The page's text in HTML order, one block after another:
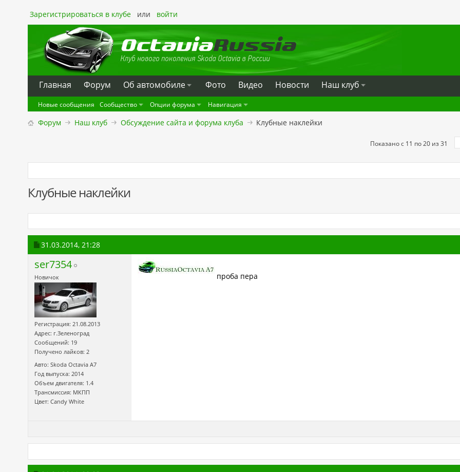
Зарегистрироваться в клубе или войти
Главная Форум Oб автомобиле Фото Видео Новости Наш клуб
Новые сообщения Сообщество Опции форума Навигация
Форум Наш клуб Обсуждение сайта и форума клуба Клубные наклейки
Показано с 11 по 20 из 31
Клубные наклейки
31.03.2014, 21:28
ser7354
Новичок
Регистрация: 21.08.2013
Адрес: г.Зеленоград
Сообщений: 19
Получено лайков: 2
Авто: Skoda Octavia А7
Год выпуска: 2014
Объем двигателя: 1.4
Трансмиссия: МКПП
Цвет: Candy White
проба пера